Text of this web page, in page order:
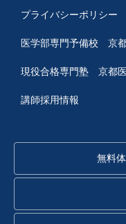
プライバシーポリシー
医学部専門予備校 京
現役合格専門塾 京都
講師採用情報
無料